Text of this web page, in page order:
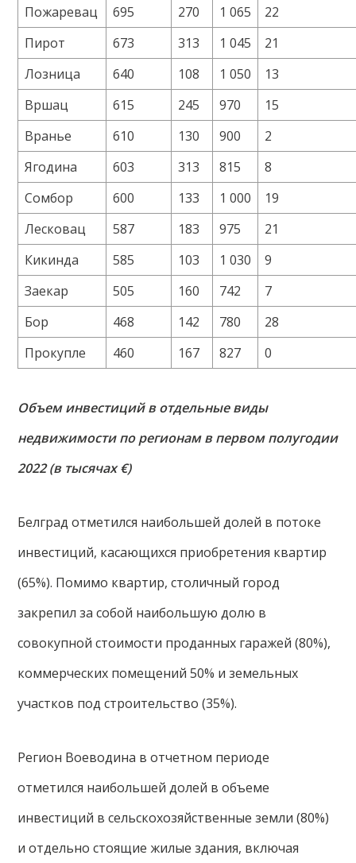
Пожаревац
695 270 1 065
22
Пирот
673 313 1 045
21
Лозница
640 108 1 050
13
Вршац
615 245 970
15
Вранье
610 130 900
2
Ягодина
603 313 815
8
Сомбор
600 133 1 000
19
Лесковац
587 183 975
21
Кикинда
585 103 1 030
9
Заекар
505 160 742
7
Бор
468 142 780
28
Прокупле
460 167 827 0
Объем инвестиций в отдельные виды
недвижимости по регионам в первом полугодии
2022 (в тысячах €)
Белград отметился наибольшей долей в потоке
инвестиций, касающихся приобретения квартир
(65%). Помимо квартир, столичный город
закрепил за собой наибольшую долю в
совокупной стоимости проданных гаражей (80%),
коммерческих помещений 50% и земельных
участков под строительство (35%).
Регион Воеводина в отчетном периоде
отметился наибольшей долей в объеме
инвестиций в сельскохозяйственные земли (80%)
и отдельно стоящие жилые здания, включая